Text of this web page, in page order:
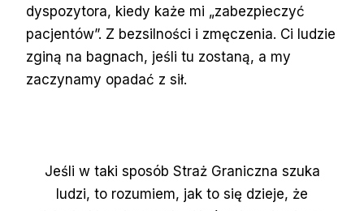
dyspozytora, kiedy każe mi „zabezpieczyć
pacjentów”. Z bezsilności i zmęczenia. Ci ludzie
zginą na bagnach, jeśli tu zostaną, a my
zaczynamy opadać z sił.
Jeśli w taki sposób Straż Graniczna szuka
ludzi, to rozumiem, jak to się dzieje, że